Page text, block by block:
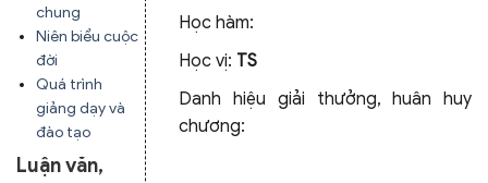
chung
Niên biểu cuộc
đời
Quá trình
giảng dạy và
đào tạo
Luận văn,
Học hàm:
Học vị: TS
Danh hiệu giải thưởng, huân huy
chương: